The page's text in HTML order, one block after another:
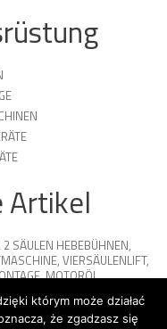
Artikel
2 SÄULEN HEBEBÜHNEN,
, VIERSÄULENLIFT,
,MOTORÖL,
którym może działać
że zgadzasz się